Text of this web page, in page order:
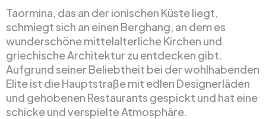
Taormina, das an der ionischen Küste liegt,
schmiegt sich an einen Berghang, an dem es
wunderschöne mittelalterliche Kirchen und
griechische Architektur zu entdecken gibt.
Aufgrund seiner Beliebtheit bei der wohlhabenden
Elite ist die Hauptstraße mit edlen Designerläden
und gehobenen Restaurants gespickt und hat eine
schicke und verspielte Atmosphäre.